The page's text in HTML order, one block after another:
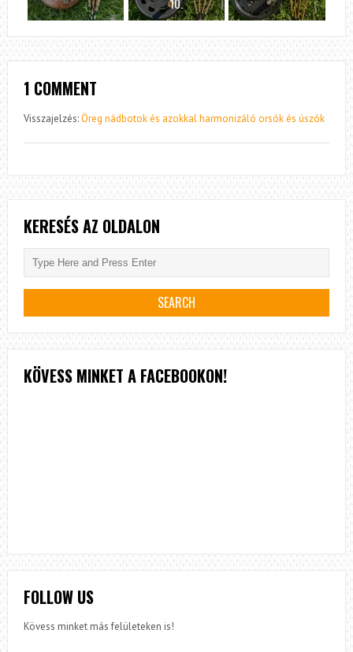
1 COMMENT
Visszajelzés:Öreg nádbotok és azokkal harmonizáló orsók és úszók
KERESÉS AZ OLDALON
KÖVESS MINKET A FACEBOOKON!
FOLLOW US
Kövess minket más felületeken is!